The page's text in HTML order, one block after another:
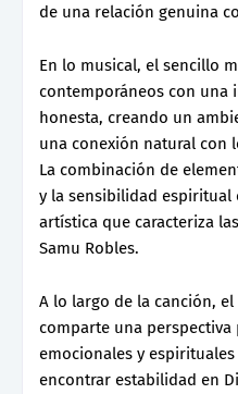
de una relación genuina
En lo musical, el sencillo
contemporáneos con una
honesta, creando un
una conexión natural con
La combinación de
y la sensibilidad espiritual
artística que caracteriza
Samu Robles.
A lo largo de la canción,
comparte una
emocionales y
encontrar estabilidad en